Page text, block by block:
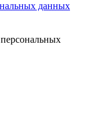
данных